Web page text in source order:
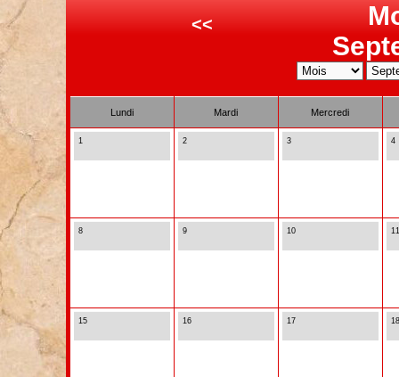
<<
Lundi Mardi Mercredi
1 2 3 4
8 9 10 11
15 16 17 18